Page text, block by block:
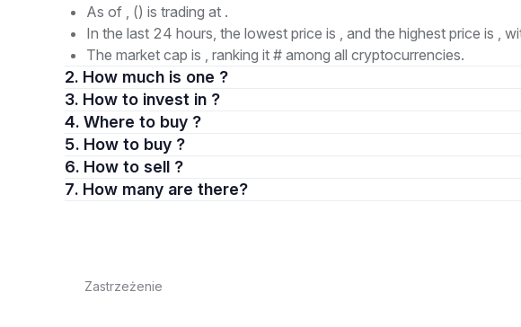
As of , () is trading at .
In the last 24 hours, the lowest price is , and the highest price is ,
The market cap is , ranking it # among all cryptocurrencies.
2. How much is one ?
3. How to invest in ?
4. Where to buy ?
5. How to buy ?
6. How to sell ?
7. How many are there?
Zastrzeżenie